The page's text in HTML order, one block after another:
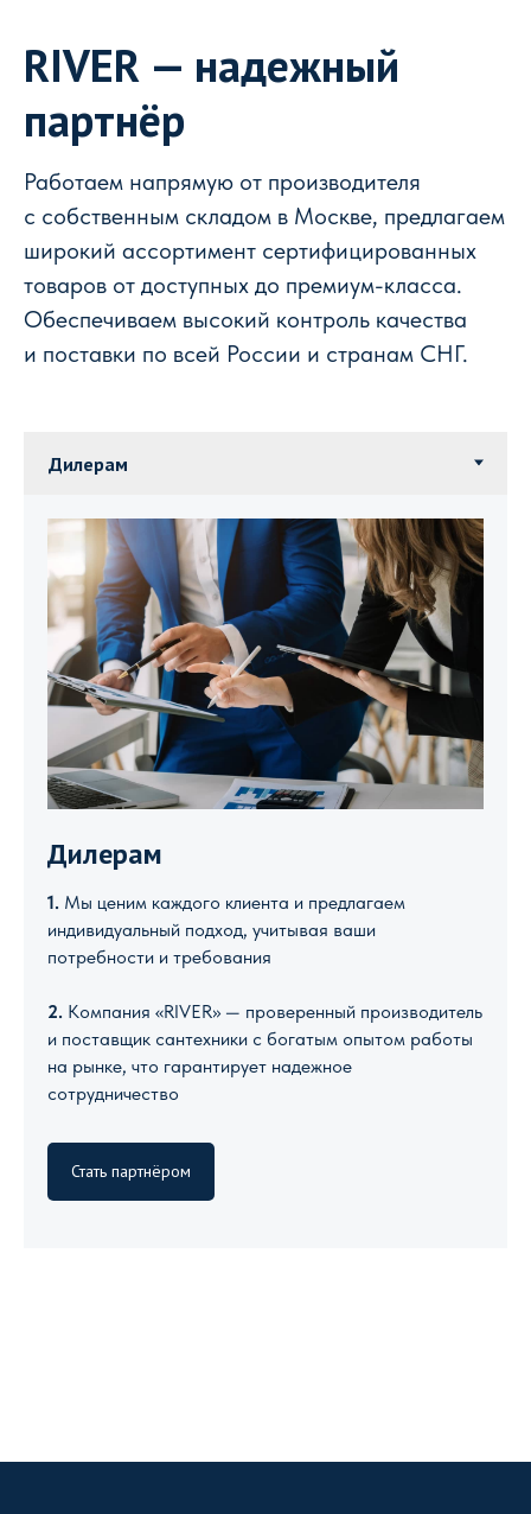
RIVER — надежный
партнёр
Работаем напрямую от производителя
с собственным складом в Москве, предлагаем
широкий ассортимент сертифицированных
товаров от доступных до премиум-класса.
Обеспечиваем высокий контроль качества
и поставки по всей России и странам СНГ.
Дилерам
1. Мы ценим каждого клиента и предлагаем
индивидуальный подход, учитывая ваши
потребности и требования
2. Компания «RIVER» — проверенный производитель
и поставщик сантехники с богатым опытом работы
на рынке, что гарантирует надежное
сотрудничество
Стать партнёром